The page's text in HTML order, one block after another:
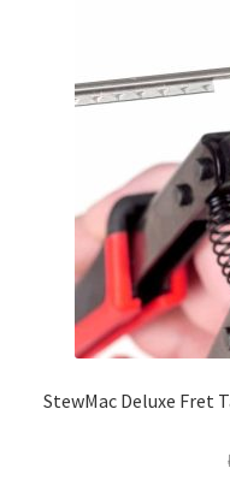
StewMac Deluxe Fret